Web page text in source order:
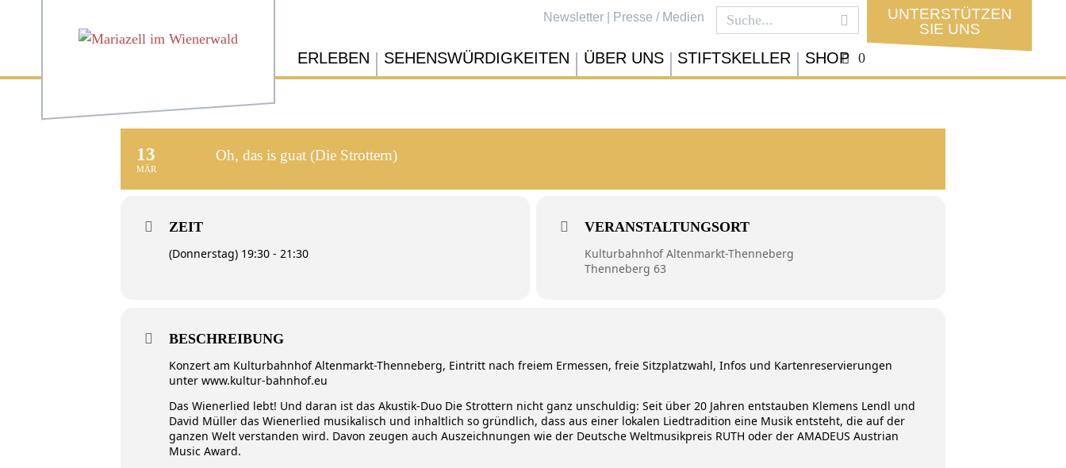
Newsletter Presse / Medien
UNTERSTÜTZEN
SIE UNS
ERLEBEN SEHENSWÜRDIGKEITEN ÜBER UNS STIFTSKELLER SHOP 0
13
MÄR
Oh, das is guat (Die Strottern)
ZEIT
(Donnerstag) 19:30 - 21:30
VERANSTALTUNGSORT
Kulturbahnhof Altenmarkt-Thenneberg
Thenneberg 63
BESCHREIBUNG
Konzert am Kulturbahnhof Altenmarkt-Thenneberg, Eintritt nach freiem Ermessen, freie Sitzplatzwahl, Infos und Kartenreservierungen
unter www.kultur-bahnhof.eu
Das Wienerlied lebt! Und daran ist das Akustik-Duo Die Strottern nicht ganz unschuldig: Seit über 20 Jahren entstauben Klemens Lendl und
David Müller das Wienerlied musikalisch und inhaltlich so gründlich, dass aus einer lokalen Liedtradition eine Musik entsteht, die auf der
ganzen Welt verstanden wird. Davon zeugen auch Auszeichnungen wie der Deutsche Weltmusikpreis RUTH oder der AMADEUS Austrian
Music Award.